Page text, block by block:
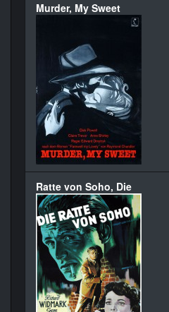
Murder, My Sweet
Ratte von Soho, Die